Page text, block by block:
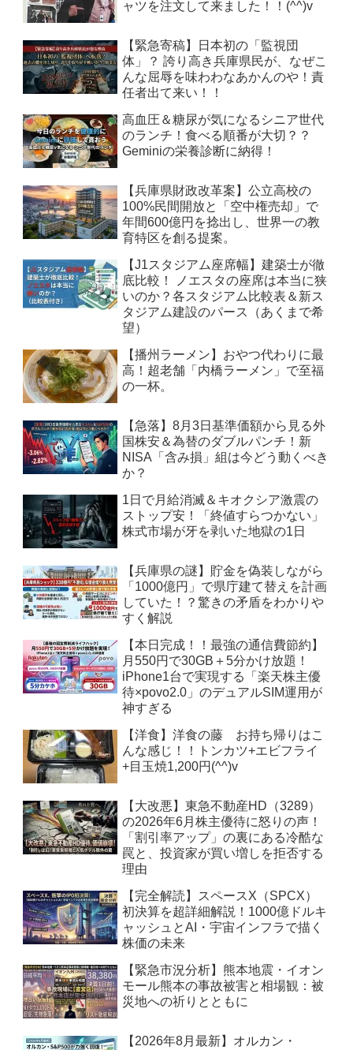
ャツを注文して来ました！！(^^)v
【緊急寄稿】日本初の「監視団
体」？ 誇り高き兵庫県民が、なぜこ
んな屈辱を味わわなあかんのや！責
任者出て来い！！
高血圧＆糖尿が気になるシニア世代
のランチ！食べる順番が大切？？
Geminiの栄養診断に納得！
【兵庫県財政改革案】公立高校の
100%民間開放と「空中権売却」で
年間600億円を捻出し、世界一の教
育特区を創る提案。
【J1スタジアム座席幅】建築士が徹
底比較！ ノエスタの座席は本当に狭
いのか？各スタジアム比較表＆新ス
タジアム建設のパース（あくまで希
望）
【播州ラーメン】おやつ代わりに最
高！超老舗「内橋ラーメン」で至福
の一杯。
【急落】8月3日基準価額から見る外
国株安＆為替のダブルパンチ！新
NISA「含み損」組は今どう動くべき
か？
1日で月給消滅＆キオクシア激震の
ストップ安！「終値すらつかない」
株式市場が牙を剥いた地獄の1日
【兵庫県の謎】貯金を偽装しながら
「1000億円」で県庁建て替えを計画
していた！？驚きの矛盾をわかりや
すく解説
【本日完成！！最強の通信費節約】
月550円で30GB＋5分かけ放題！
iPhone1台で実現する「楽天株主優
待×povo2.0」のデュアルSIM運用が
神すぎる
【洋食】洋食の藤 お持ち帰りはこ
んな感じ！！トンカツ+エビフライ
+目玉焼1,200円(^^)v
【大改悪】東急不動産HD（3289）
の2026年6月株主優待に怒りの声！
「割引率アップ」の裏にある冷酷な
罠と、投資家が買い増しを拒否する
理由
【完全解読】スペースX（SPCX）
初決算を超詳細解説！1000億ドルキ
ャッシュとAI・宇宙インフラで描く
株価の未来
【緊急市況分析】熊本地震・イオン
モール熊本の事故被害と相場観：被
災地への祈りとともに
【2026年8月最新】オルカン・